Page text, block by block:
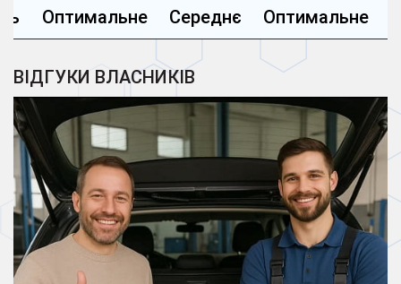
Оптимальне Середнє Оптимальне
ВІДГУКИ ВЛАСНИКІВ